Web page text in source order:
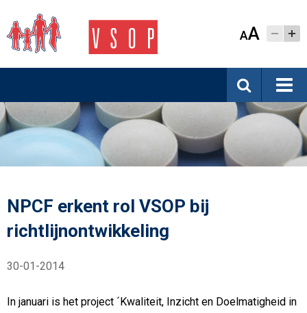
AA
NPCF erkent rol VSOP bij
richtlijnontwikkeling
30-01-2014
In januari is het project ´Kwaliteit, Inzicht en Doelmatigheid in